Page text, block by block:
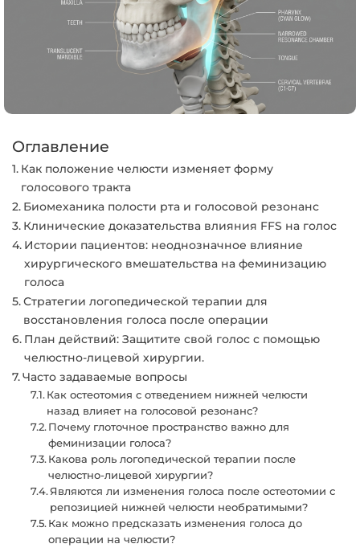
Оглавление
Как положение челюсти изменяет форму
голосового тракта
Биомеханика полости рта и голосовой резонанс
Клинические доказательства влияния FFS на голос
Истории пациентов: неоднозначное влияние
хирургического вмешательства на феминизацию
голоса
Стратегии логопедической терапии для
восстановления голоса после операции
План действий: Защитите свой голос с помощью
челюстно-лицевой хирургии.
Часто задаваемые вопросы
Как остеотомия с отведением нижней челюсти
назад влияет на голосовой резонанс?
Почему глоточное пространство важно для
феминизации голоса?
Какова роль логопедической терапии после
челюстно-лицевой хирургии?
Являются ли изменения голоса после остеотомии с
репозицией нижней челюсти необратимыми?
Как можно предсказать изменения голоса до
операции на челюсти?